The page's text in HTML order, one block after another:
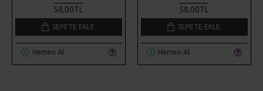
58,00TL
SEPETE EKLE
Hemen Al
58,00TL
SEPETE EKLE
Hemen Al